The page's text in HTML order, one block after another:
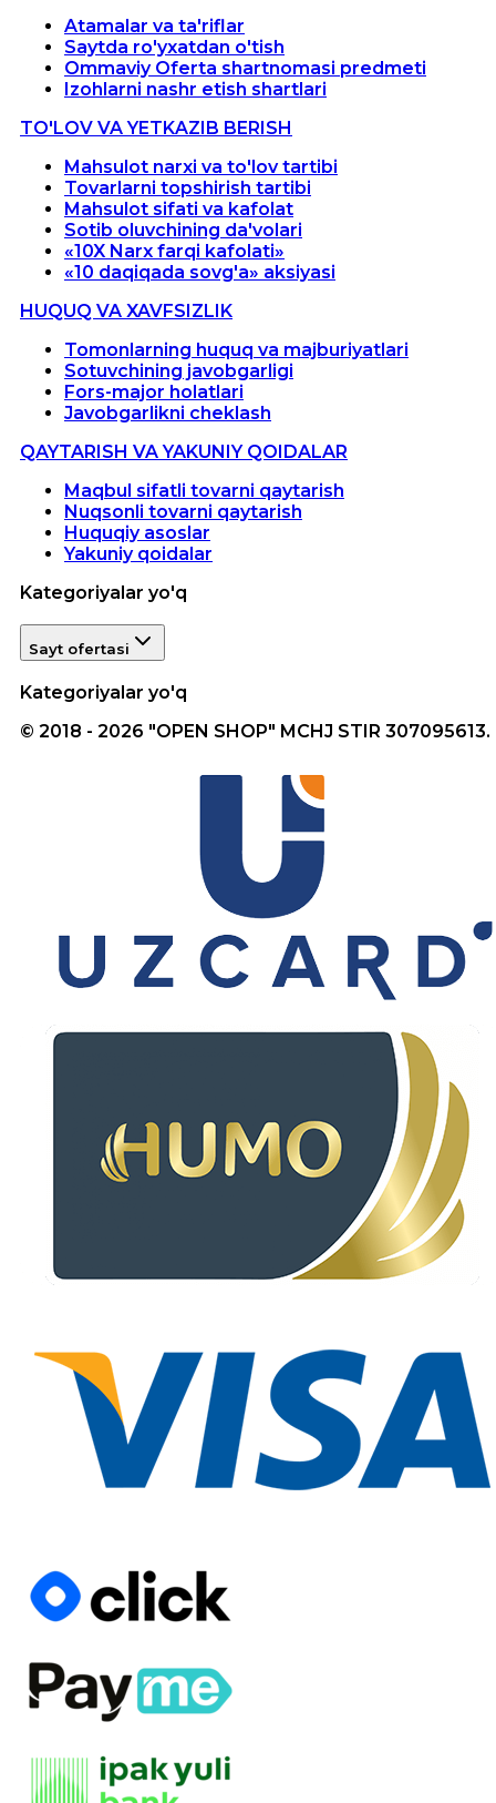
Atamalar va ta'riflar
Saytda ro'yxatdan o'tish
Ommaviy Oferta shartnomasi predmeti
Izohlarni nashr etish shartlari
TO'LOV VA YETKAZIB BERISH
Mahsulot narxi va to'lov tartibi
Tovarlarni topshirish tartibi
Mahsulot sifati va kafolat
Sotib oluvchining da'volari
«10X Narx farqi kafolati»
«10 daqiqada sovg'a» aksiyasi
HUQUQ VA XAVFSIZLIK
Tomonlarning huquq va majburiyatlari
Sotuvchining javobgarligi
Fors-major holatlari
Javobgarlikni cheklash
QAYTARISH VA YAKUNIY QOIDALAR
Maqbul sifatli tovarni qaytarish
Nuqsonli tovarni qaytarish
Huquqiy asoslar
Yakuniy qoidalar
Kategoriyalar yo'q
Sayt ofertasi
Kategoriyalar yo'q
© 2018 - 2026 "OPEN SHOP" MCHJ STIR 307095613.